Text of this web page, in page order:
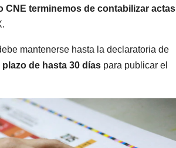
CNE terminemos de contabilizar actas
mantenerse hasta la declaratoria de
plazo de hasta 30 días para publicar el